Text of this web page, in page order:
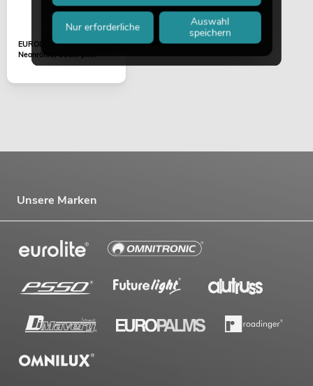
EUROLITE Farbrohr für T8
Neonröhre, 59cm pink
Unsere Marken
Nur erforderliche
Auswahl
speichern